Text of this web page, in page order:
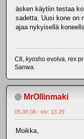
äsken käytiin testaa
sadetta. Uusi kone on
ajaa nykyisellä
C8, kyosho evolva, rex
Sanwa.
MrOllinmaki
05.08.08 - klo: 13.29
Moikka,